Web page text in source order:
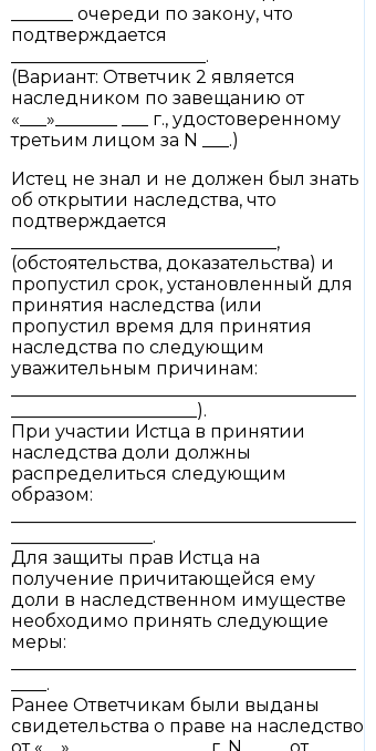
_______ очереди по закону, что
подтверждается
______________________.
(Вариант: Ответчик 2 является
наследником по завещанию от
«___»_______ ___ г., удостоверенному
третьим лицом за N ___.)
Истец не знал и не должен был знать
об открытии наследства, что
подтверждается
______________________________,
(обстоятельства, доказательства) и
пропустил срок, установленный для
принятия наследства (или
пропустил время для принятия
наследства по следующим
уважительным причинам:
_____________________).
При участии Истца в принятии
наследства доли должны
распределиться следующим
образом:
________________.
Для защиты прав Истца на
получение причитающейся ему
доли в наследственном имуществе
необходимо принять следующие
меры:
____.
Ранее Ответчикам были выданы
свидетельства о праве на наследство